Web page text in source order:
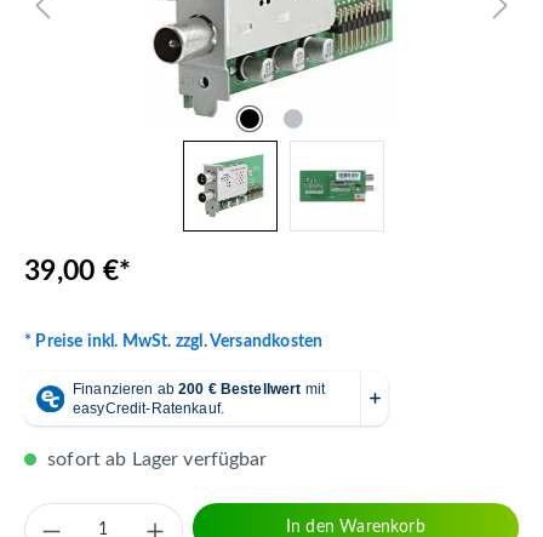
39,00 €*
* Preise inkl. MwSt. zzgl. Versandkosten
sofort ab Lager verfügbar
Produkt Anzahl: Gib den gewünschten
In den Warenkorb